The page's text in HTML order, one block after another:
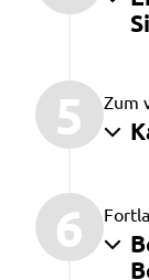
5 Zum
6